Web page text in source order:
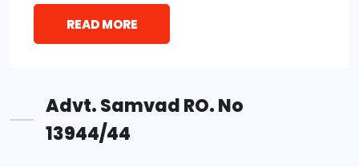
READ MORE
Advt. Samvad RO. No
13944/44